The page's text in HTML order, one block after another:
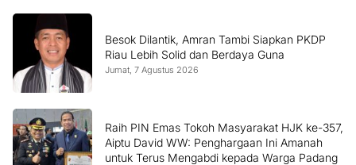
Besok Dilantik, Amran Tambi Siapkan PKDP
Riau Lebih Solid dan Berdaya Guna
Jumat, 7 Agustus 2026
Raih PIN Emas Tokoh Masyarakat HJK ke-357,
Aiptu David WW: Penghargaan Ini Amanah
untuk Terus Mengabdi kepada Warga Padang